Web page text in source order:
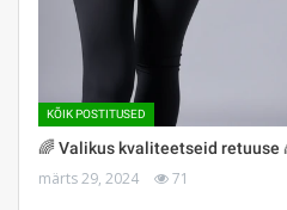
KÕIK POSTITUSED
🌈 Valikus kvaliteetseid retuuse
märts 29, 2024 71